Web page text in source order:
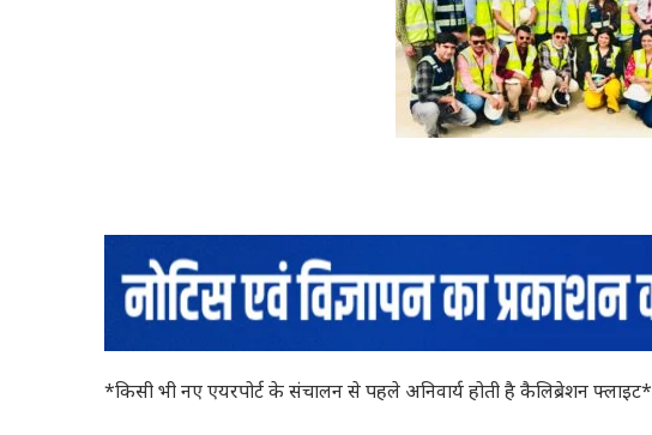
*किसी भी नए एयरपोर्ट के संचालन से पहले अनिवार्य होती है कैलिब्रेशन फ्लाइट*